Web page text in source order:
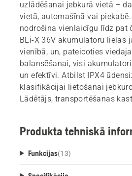
uzlādēšanai jebkurā vietā –
vietā, automašīnā vai
nodrošina vienlaicīgu līdz pat
BLi-X 36V akumulatoru lielas
vienībā, un, pateicoties
balansēšanai, visi
un efektīvi. Atbilst IPX4
klasifikācijai lietošanai
Lādētājs, transportēšanas
laiku ar akumulatoriem.
Produkta tehniskā
Funkcijas(13)